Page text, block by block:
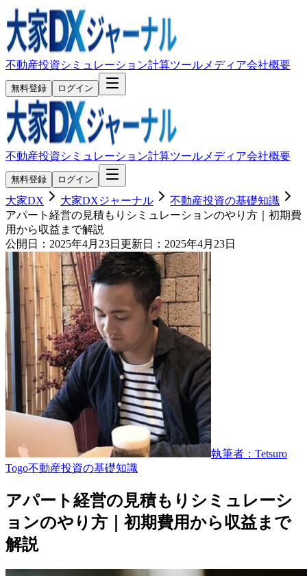
不動産投資シミュレーション計算ツール メディア会社概要
無料登録 ログイン
不動産投資シミュレーション計算ツール メディア会社概要
無料登録 ログイン
大家DX 大家DXジャーナル
不動産投資の基礎知識
アパート経営の見積もりシミュレーションのやり方｜初期費
用から収益まで解説
公開日： 2025年4月23日 更新日： 2025年4月23日
執筆者：Tetsuro
Togo不動産投資の基礎知識
アパート経営の見積もりシミュレーシ
ョンのやり方｜初期費用から収益まで
解説